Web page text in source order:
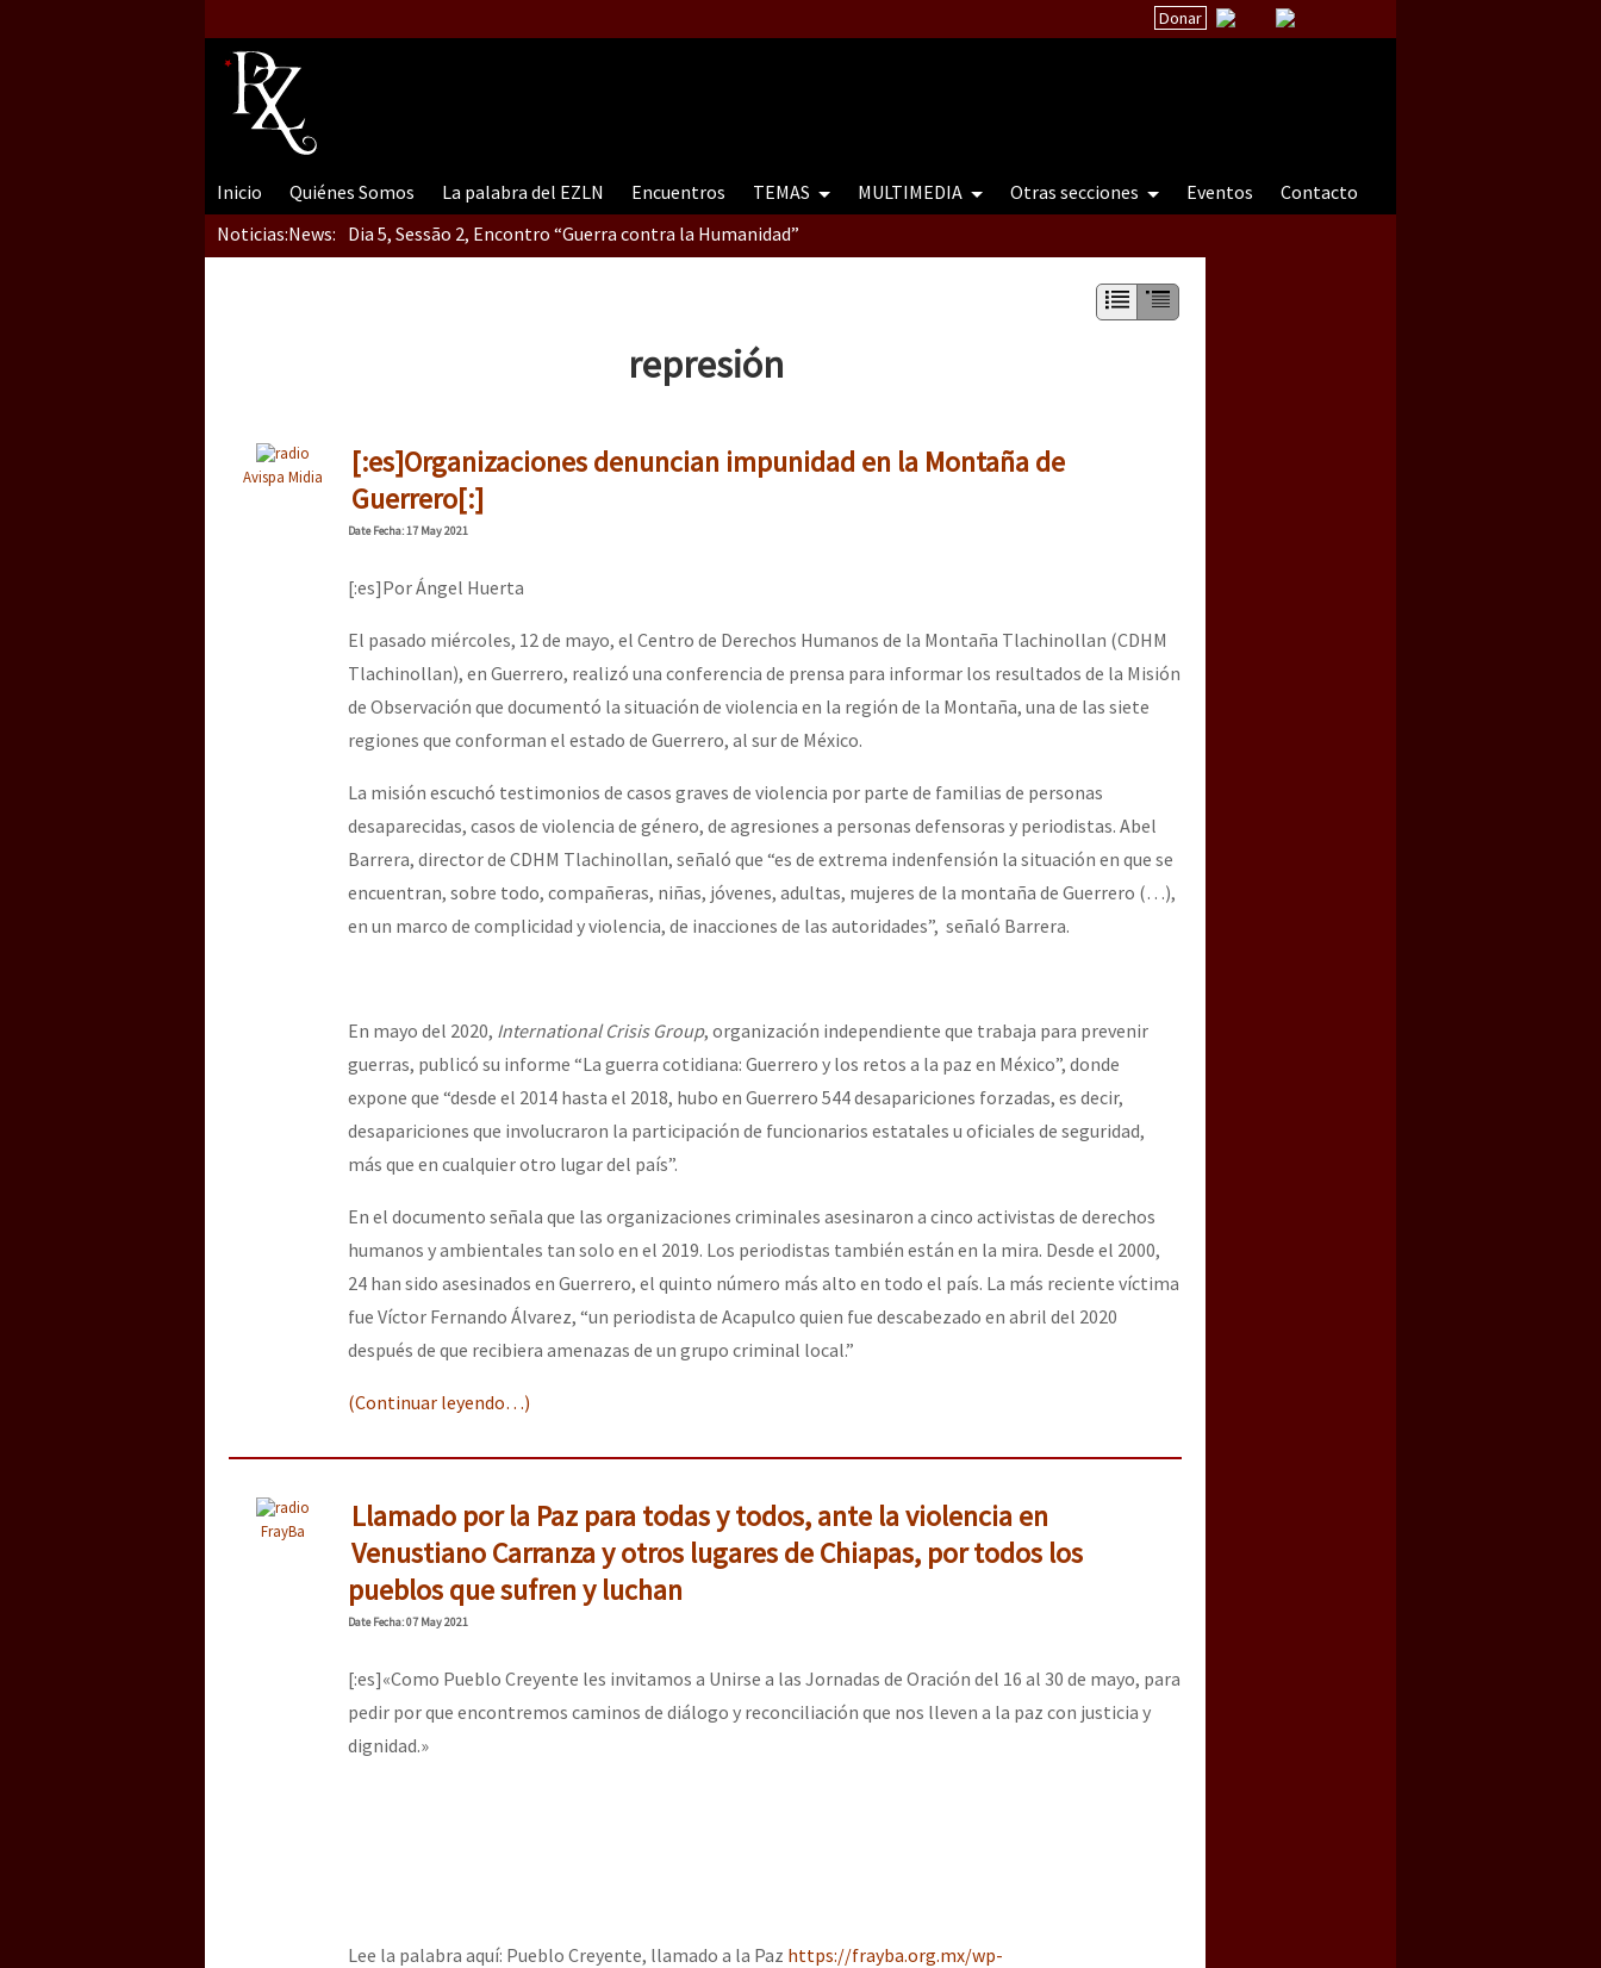
Donar
Inicio Quiénes Somos La palabra del EZLN Encuentros TEMAS MULTIMEDIA Otras secciones Eventos
Contacto
Noticias:News: Dia 5, Sessão 2, Encontro “Guerra contra la Humanidad”
Dia 3 do Encontro “Guerra contra a Humanidade”
Dia 2 do Encontro “Guerra contra a Humanidad”
Dia 1: Encontro “Guerra contra a Humanidade”
[CDMX – 20 julio] Jornadas globales por la libertad de Jesús Plácido Galindo y el alto a la guerra contra el CIPOG-EZ
“Sonhando a Terra do Bem Virá” se publica no Estado Espanhol
Se o México sabe, que o mundo saiba! Nossas lutas pela memória, a justiça e a dignidade
[25 abr – CDMX] Tokín por el CNI: 30 años de Resistencia y Rebeldía
represión
Avispa Midia
[:es]Organizaciones denuncian impunidad en la Montaña de
Guerrero[:]
DateFecha: 17 May 2021
[:es]Por Ángel Huerta
El pasado miércoles, 12 de mayo, el Centro de Derechos Humanos de la Montaña Tlachinollan (CDHM
Tlachinollan), en Guerrero, realizó una conferencia de prensa para informar los resultados de la Misión
de Observación que documentó la situación de violencia en la región de la Montaña, una de las siete
regiones que conforman el estado de Guerrero, al sur de México.
La misión escuchó testimonios de casos graves de violencia por parte de familias de personas
desaparecidas, casos de violencia de género, de agresiones a personas defensoras y periodistas. Abel
Barrera, director de CDHM Tlachinollan, señaló que “es de extrema indenfensión la situación en que se
encuentran, sobre todo, compañeras, niñas, jóvenes, adultas, mujeres de la montaña de Guerrero (…),
en un marco de complicidad y violencia, de inacciones de las autoridades”, señaló Barrera.
En mayo del 2020, International Crisis Group, organización independiente que trabaja para prevenir
guerras, publicó su informe “La guerra cotidiana: Guerrero y los retos a la paz en México”, donde
expone que “desde el 2014 hasta el 2018, hubo en Guerrero 544 desapariciones forzadas, es decir,
desapariciones que involucraron la participación de funcionarios estatales u oficiales de seguridad,
más que en cualquier otro lugar del país”.
En el documento señala que las organizaciones criminales asesinaron a cinco activistas de derechos
humanos y ambientales tan solo en el 2019. Los periodistas también están en la mira. Desde el 2000,
24 han sido asesinados en Guerrero, el quinto número más alto en todo el país. La más reciente víctima
fue Víctor Fernando Álvarez, “un periodista de Acapulco quien fue descabezado en abril del 2020
después de que recibiera amenazas de un grupo criminal local.”
(Continuar leyendo…)
FrayBa
Llamado por la Paz para todas y todos, ante la violencia en
Venustiano Carranza y otros lugares de Chiapas, por todos los
pueblos que sufren y luchan
DateFecha: 07 May 2021
[:es]«Como Pueblo Creyente les invitamos a Unirse a las Jornadas de Oración del 16 al 30 de mayo, para
pedir por que encontremos caminos de diálogo y reconciliación que nos lleven a la paz con justicia y
dignidad.»
Lee la palabra aquí: Pueblo Creyente, llamado a la Paz https://frayba.org.mx/wp-